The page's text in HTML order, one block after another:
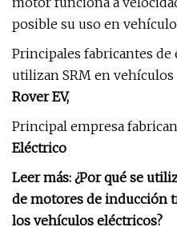
posible su uso en
Principales fabricantes
utilizan SRM en vehículos
Rover EV,
Principal empresa
Eléctrico
Leer más: ¿Por qué se
de motores de inducción
los vehículos eléctricos?